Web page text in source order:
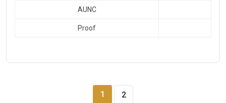
AUNC
Proof
1 2